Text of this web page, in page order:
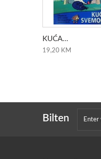
KUĆA...
19,20 KM
Bilten